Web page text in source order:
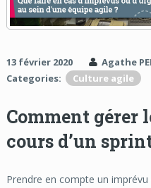
13 février 2020 Agathe
Categories:
Culture agile
Comment gérer
cours d’un
Prendre en compte un